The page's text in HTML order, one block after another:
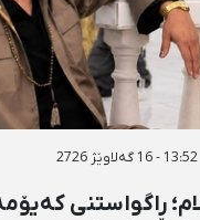
13:52 - 16 گەلاوێژ 2726
ڕاگواستنی